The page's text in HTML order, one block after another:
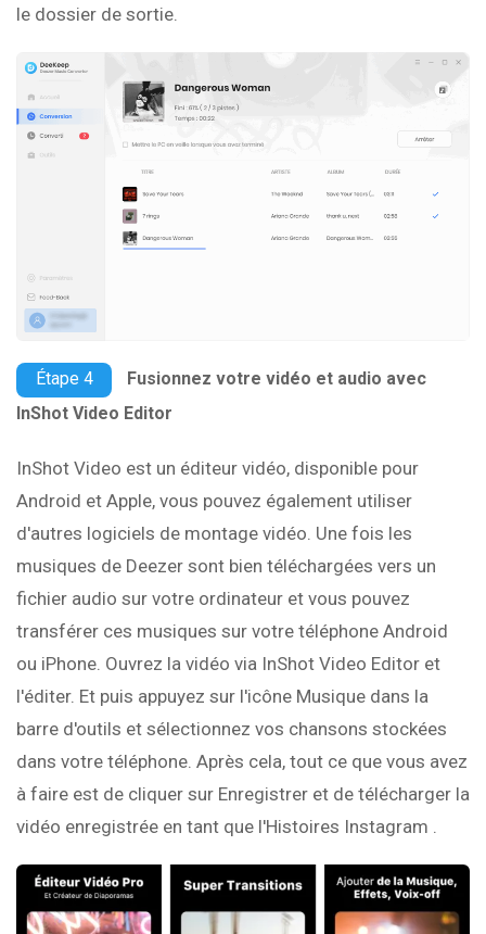
le dossier de sortie.
Étape 4
Fusionnez votre vidéo et audio avec
InShot Video Editor
InShot Video est un éditeur vidéo, disponible pour
Android et Apple, vous pouvez également utiliser
d'autres logiciels de montage vidéo. Une fois les
musiques de Deezer sont bien téléchargées vers un
fichier audio sur votre ordinateur et vous pouvez
transférer ces musiques sur votre téléphone Android
ou iPhone. Ouvrez la vidéo via InShot Video Editor et
l'éditer. Et puis appuyez sur l'icône Musique dans la
barre d'outils et sélectionnez vos chansons stockées
dans votre téléphone. Après cela, tout ce que vous avez
à faire est de cliquer sur Enregistrer et de télécharger la
vidéo enregistrée en tant que l'Histoires Instagram .